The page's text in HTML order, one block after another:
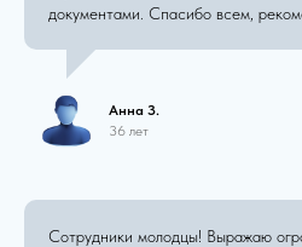
документами. Спасибо всем,
Анна З.
36 лет
Сотрудники молодцы! Выражаю